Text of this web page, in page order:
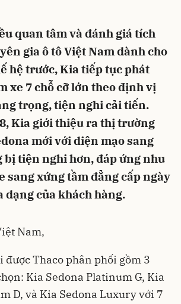
quan tâm và đánh giá tích
gia ô tô Việt Nam dành cho
hệ trước, Kia tiếp tục phát
xe 7 chỗ cỡ lớn theo định vị
trọng, tiện nghi cải tiến.
Kia giới thiệu ra thị trường
mới với diện mạo sang
bị tiện nghi hơn, đáp ứng nhu
sang xứng tầm đẳng cấp ngày
dạng của khách hàng.
Nam,
được Thaco phân phối gồm 3
Kia Sedona Platinum G, Kia
D, và Kia Sedona Luxury với 7
Hủy Gửi